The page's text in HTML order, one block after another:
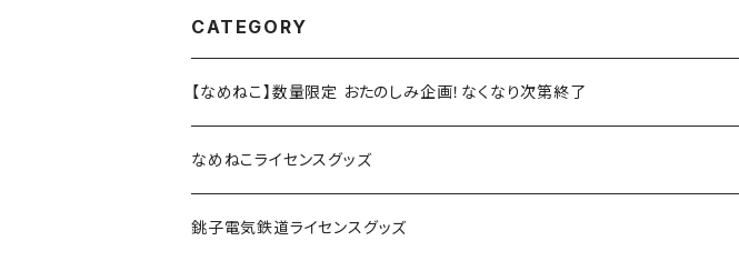
CATEGORY
【なめねこ】数量限定 おたのしみ企画！なくなり次第終了
なめねこライセンスグッズ
Tシャツ
銚子電気鉄道ライセンスグッズ